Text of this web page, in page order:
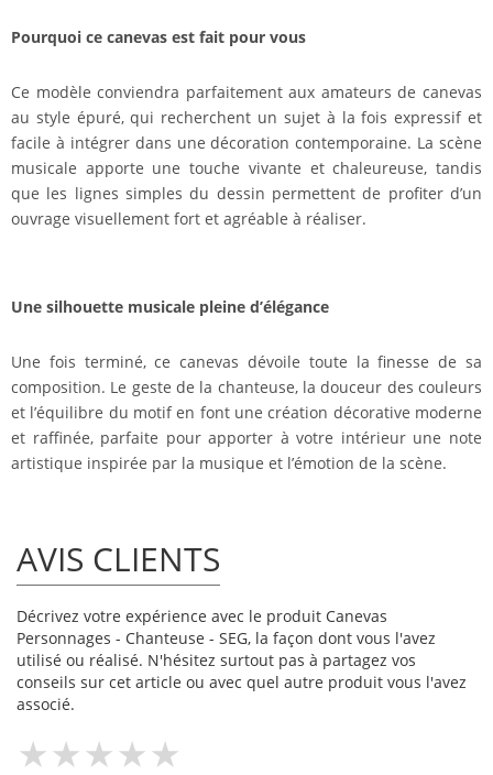
Pourquoi ce canevas est fait pour vous
Ce modèle conviendra parfaitement aux amateurs de canevas
au style épuré, qui recherchent un sujet à la fois expressif et
facile à intégrer dans une décoration contemporaine. La scène
musicale apporte une touche vivante et chaleureuse, tandis
que les lignes simples du dessin permettent de profiter d’un
ouvrage visuellement fort et agréable à réaliser.
Une silhouette musicale pleine d’élégance
Une fois terminé, ce canevas dévoile toute la finesse de sa
composition. Le geste de la chanteuse, la douceur des couleurs
et l’équilibre du motif en font une création décorative moderne
et raffinée, parfaite pour apporter à votre intérieur une note
artistique inspirée par la musique et l’émotion de la scène.
AVIS CLIENTS
Décrivez votre expérience avec le produit Canevas
Personnages - Chanteuse - SEG, la façon dont vous l'avez
utilisé ou réalisé. N'hésitez surtout pas à partagez vos
conseils sur cet article ou avec quel autre produit vous l'avez
associé.